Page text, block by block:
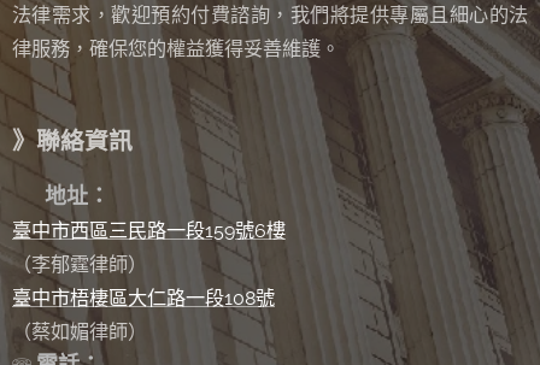
法律需求，歡迎預約付費諮詢，我們將提供專屬且細心的法
律服務，確保您的權益獲得妥善維護。
》聯絡資訊
地址：
臺中市西區三民路一段159號6樓
（李郁霆律師）
臺中市梧棲區大仁路一段108號
（蔡如媚律師）